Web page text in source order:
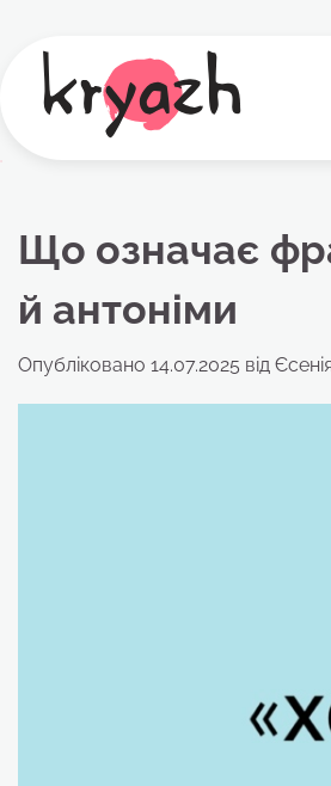
вмісту
Що означає
й антоніми
Опубліковано 14.07.2025 від